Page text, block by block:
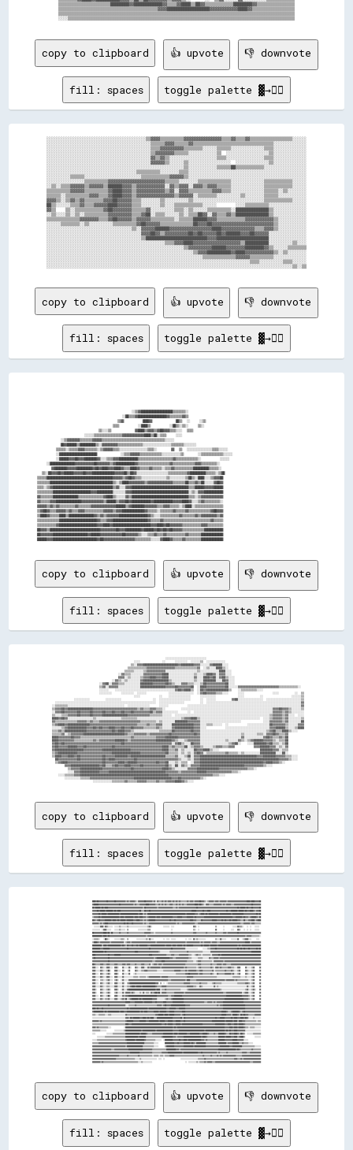
▒▒▒▒▒▒▒▒▒▒▒▒▒▒▒▒▒▒▒▒▒▒████████▓▓████████████▓▓▒▒▒▒▓▓████▒▒██▓▓▒▒▒▒▒▒▒▒▒▒▒▒████████▓▓▒▒▒▒▒▒▒▒▒▒▒▒▒▒▒▒
▒▒▒▒▒▒▒▒▒▒▒▒▒▒▒▒▒▒▒▒▒▒▒▒▒▒▒▒▒▒▒▒▒▒▒▒▒▒▒▒▒▒▓▓▓▓██████████████████▓▓▓▓▓▓▓▓▓▓▓▓████▓▓▒▒▒▒▒▒▒▒▒▒▒▒▒▒▒▒▒▒
copy to clipboard 👍 upvote 👎 downvote
fill: spaces toggle palette ▓→✊🏽
░░░░░░░░░░░░░░░░░░░░░░░░░░░░░░░░░░░░░░░░░░▒▒▓▓▓▓▒▒▒▒▒▒▒▒▒▒▓▓▓▓▓▓▓▓▓▓▓▓▓▓▓▓▒▒▒▒▓▓▒▒▒▒▓▓▒▒▒▒▒▒▒▒▒▒▒▒▒▒▒▒▒▒░░░░░░
░░░░░░░░░░░░░░░░░░░░░░░░░░░░░░░░░░░░░░░░░░░░▒▒▒▒▒▒▓▓▓▓▒▒▒▒▒▒▓▓▒▒▒▒▒▒▒▒▒▒▒▒▒▒▒▒▒▒▒▒▒▒▒▒▒▒▒▒▒▒▒▒▒▒░░░░░░░░░░░░░░
░░░░░░░░░░░░░░░░░░░░░░░░░░░░░░░░░░░░░░░░░░░░▒▒▒▒▓▓▓▓▓▓▓▓▓▓▒▒▒▒▒▒▒▒░░░░░░▒▒▒▒▒▒░░░░░░░░░░░░░░▒▒▒▒░░░░░░░░░░░░░░
░░░░░░░░░░░░░░░░░░░░░░░░░░░░░░░░░░░░░░░░░░░░▒▒▓▓▓▓▓▓▓▓▒▒▒▒▒▒░░░░░░░░░░░░▒▒  ░░░░░░░░░░░░░░░░░░▒▒░░░░░░░░░░░░░░
░░░░░░░░░░░░░░░░░░░░░░░░░░░░░░░░░░░░░░░░░░░░▓▓▒▒▓▓▒▒░░░░░░░░░░░░░░░░░░░░▒▒▒▒░░░░░░░░░░░░░░░░▒▒▒▒░░░░░░░░░░░░░░
░░░░░░░░░░░░░░░░░░░░░░░░░░░░░░░░░░░░░░░░░░░░▓▓▓▓▓▓▒▒░░░░░░▒▒░░░░░░░░░░░░░░░░░░  ░░░░░░░░░░░░░░▒▒░░░░░░░░░░░░░░
░░░░░░░░░░░░░░░░░░░░░░░░░░░░░░░░░░░░░░░░░░░░░░░░░░░░░░░░░░▒▒░░░░░░░░░░░░▒▒▒▒▒▒██▒▒▒▒▒▒▒▒▒▒▒▒░░░░░░░░░░░░░░░░░░
░░░░░░░░░░░░░░░░░░░░░░░░░░░░░░░░░░░░░░▒▒▒▒▒▒▒▒▒▒░░░░░░░░▒▒▒▒░░░░░░░░░░░░░░░░░░░░░░░░░░░░░░░░░░░░░░░░░░░░░░░░░░
░░░░░░░░░░▒▒▒▒▒▒░░░░░░░░░░░░░░░░░░░░░░░░▒▒▒▒▒▒▒▒▒▒▒▒▓▓▓▓▓▓▒▒░░░░░░░░░░░░░░░░░░░░░░░░░░░░░░░░░░░░░░░░░░░░░░░░░░
░░░░░░░░░░░░░░░░▒▒▒▒▒▒▒▒▒▒▓▓▓▓▓▓▓▓▓▓▓▓▓▓▓▓▓▓▓▓▓▓▓▓▒▒▒▒▒▒░░░░░░░░▒▒▒▒▒▒▒▒▒▒▒▒▒▒░░░░░░░░░░░░░░▒▒▒▒▒▒▒▒▒▒▒▒░░░░░░
░░▒▒░░▒▒▒▒▓▓▓▓▓▓▒▒▓▓▓▓▓▓▒▒██████▓▓▓▓▒▒▓▓▓▓▓▓▓▓▓▓▓▓░░▓▓▒▒▓▓▓▓░░▓▓▓▓▒▒▓▓▓▓▒▒▒▒▒▒░░░░░░░░░░░░░░▒▒▒▒▒▒▒▒▒▒▒▒░░░░░░
▒▒▒▒▒▒▒▒▒▒▓▓▓▓▓▓▒▒▒▒▒▒▒▒▒▒▓▓████▓▓▓▓▒▒▓▓▓▓▓▓▓▓▓▓▓▓▒▒▓▓░░▓▓▓▓▒▒▒▒▒▒▒▒▒▒▓▓▓▓▒▒▒▒░░░░░░░░░░░░░░▒▒▒▒▒▒░░▒▒░░░░░░░░
▒▒▒▒▒▒░░▒▒▒▒▒▒▒▒▒▒▓▓▓▓▒▒▒▒▓▓████▓▓▓▓▒▒▓▓▓▓▓▓▓▓▓▓▓▓▓▓▓▓▒▒▓▓▓▓▓▓░░▒▒▒▒▒▒▒▒░░░░░░░░░░▒▒░░░░░░░░▒▒▒▒▒▒░░░░░░░░░░░░
▓▓▓▓▒▒░░▒▒▓▓▒▒▓▓▒▒▒▒▒▒▒▒▓▓▓▓██▓▓▓▓▓▓▒▒▒▒░░░░░░░░▒▒░░░░░░░░░░▒▒░░░░░░░░░░░░░░░░░░░░░░░░░░░░░░▒▒▒▒▒▒▒▒▒▒▒▒░░░░░░
██▒▒░░░░░░▒▒▒▒▓▓▒▒▒▒▓▓▓▓▓▓████▓▓▓▓▓▓▒▒▒▒░░░░░░░░▒▒░░░░▒▒▒▒▒▒▒▒▒▒▒▒░░░░░░        ░░░░▒▒▒▒▒▒▒▒▒▒░░░░░░░░░░░░░░░░
▓▓▒▒    ▒▒░░▒▒▒▒▒▒▒▒▒▒▒▒▓▓██▓▓▓▓▓▓▓▓▒▒▒▒▒▒▓▓░░░░░░░░░░▒▒▒▒░░▒▒░░░░░░▒▒▒▒▒▒▒▒▒▒░░██████████████▒▒░░░░░░░░░░░░░░
░░▒▒░░░░▒▒░░▒▒░░▒▒▒▒▒▒▒▒▒▒▓▓▓▓▓▓▓▓▓▓▒▒▒▒▓▓██░░▒▒▒▒░░░░░░▒▒░░▒▒▒▒██▓▓░░▓▓▒▒▒▒▓▓▒▒██████████████▒▒░░░░░░░░░░░░░░
▒▒▒▒▒▒▒▒▒▒▒▒▒▒▓▓▓▓▓▓▓▓▒▒▒▒▓▓██▓▓▓▓▓▓▒▒▓▓▓▓▓▓▒▒▒▒▒▒▒▒▒▒░░▒▒▒▒▒▒██████▓▓▓▓▒▒▒▒▒▒▒▒▒▒▒▒▓▓▓▓▓▓▓▓▓▓▓▓▒▒░░░░░░░░░░░░
░░░░░░▒▒▒▒▒▒▒▒░░▒▒░░░░░░░░░░▒▒▒▒▒▒▒▒▒▒▓▓██▓▓▓▓▓▓▒▒▒▒▒▒▒▒▒▒▒▒▒▒██▓▓▓▓██▓▓▓▓▓▓▓▓▓▓▓▓▓▓▓▓▓▓▓▓▓▓▓▓▓▓▒▒░░░░░░░░░░░░
░░░░░░░░░░░░░░░░░░░░░░░░░░░░░░░░░░░░▒▒░░▓▓▓▓▓▓██████▓▓▓▓▓▓▓▓▓▓▓▓▓▓▓▓▓▓████▓▓▓▓▓▓▓▓▓▓▓▓▓▓▒▒▒▒▓▓▓▓▒▒░░░░░░░░░░░░
░░░░░░░░░░░░░░░░░░░░░░░░░░░░░░░░░░░░░░░░▓▓▓▓██▓▓▒▒▓▓▓▓▓▓▓▓▓▓██▓▓██▓▓▓▓▓▓██▓▓██████▓▓▓▓██▓▓▓▓▓▓░░░░░░░░░░░░░░░░
░░░░░░░░░░░░░░░░░░░░░░░░░░░░░░░░░░░░░░░░▒▒██████████████████████████▓▓▓▓██████████████████████░░░░░░░░░░░░░░░░
░░░░░░░░░░░░░░░░░░░░░░░░░░░░░░░░░░░░░░░░░░░░░░░░░░▒▒▒▒▓▓▓▓████▓▓▓▓▓▓▓▓▓▓▓▓▓▓▓▓▓▓▓▓▒▒██████████░░░░░░░░░░▒▒░░░░
░░░░░░░░░░░░░░░░░░░░░░░░░░░░░░░░░░░░░░░░░░░░░░░░░░░░░░░░░░▒▒▓▓▓▓▓▓▓▓▓▓██████▓▓▓▓▓▓▓▓████████▓▓▒▒░░░░░░▒▒▒▒▒▒▒▒
░░░░░░░░░░░░░░░░░░░░░░░░░░░░░░░░░░░░░░░░░░░░░░░░░░░░░░░░░░░░░░▒▒▓▓▓▓██████████▓▓████▓▓▓▓▓▓▓▓▓▓▓▓▒▒░░▒▒░░░░░░░░
░░░░░░░░░░░░░░░░░░░░░░░░░░░░░░░░░░░░░░░░░░░░░░░░░░░░░░░░░░░░░░░░░░▒▒▒▒▒▒▒▒▒▒▒▒▒▒▓▓▓▓▓▓▒▒▒▒▒▒▒▒▒▒░░░░░░░░░░░░░░
░░░░░░░░░░░░░░░░░░░░░░░░░░░░░░░░░░░░░░░░░░░░░░░░░░░░░░░░░░░░░░░░░░░░░░░░░░░░░░░░░░░░░░▒▒▒▒░░░░░░░░░░▒▒▒▒░░░░░░
copy to clipboard 👍 upvote 👎 downvote
fill: spaces toggle palette ▓→✊🏽
                                        ░░▒▒▓▓████████████████████▒▒▒▒▒▒▒▒░░
                                    ░░██▒▒▒▒▓▓██████████████████▓▓▒▒▒▒▒▒▒▒▓▓▒▒
                                  ▒▒▓▓        ████▓▓          ██▒▒  ░░    ░░▒▒
                                ▒▒▒▒        ░░████▒▒        ░░██▒▒░░▒▒░░    ▒▒░░
                          ▒▒░░░░▒▒          ▓▓████▒▒▓▓▓▓▒▒▓▓██▓▓▓▓▒▒▒▒░░░░  ▒▒▒▒
                    ░░░░░░▒▒▒▒▒▒▒▒▒▒▒▒▒▒▒▒▒▒▓▓▓▓▓▓▓▓▓▓▓▓▓▓████▒▒██░░▒▒▒▒    ░░░░
          ░░▒▒▓▓▓▓▓▓▓▓▒▒▒▒▒▒▒▒▓▓▓▓▓▓▒▒▒▒▒▒▒▒▒▒▒▒▒▒▒▒▒▒▒▒▒▒▒▒▒▒▒▒▒▒▒▒▒▒▒▒▒▒▒▒░░░░░░
          ██▓▓██████▒▒██████████▒▒░░▓▓▓▓▓▓▓▓▓▓▒▒▒▒▒▒▒▒▒▒▒▒▒▒▒▒░░░░░░░░░░░░░░░░░░▒▒▒▒▒▒▒▒░░░░░░░░
        ▒▒▒▒▒▒░░▒▒▒▒▒▒▓▓▓▓▒▒▒▒▒▒▒▒░░▒▒▓▓▓▓▓▓▒▒▒▒░░░░░░░░░░░░░░░░░░▒▒▒▒░░      ▓▓  ▒▒  ░░░░░░░░░░░░░░░░▒▒▒▒░░░░░░
        ░░████████████████████████          ░░▒▒▒▒▓▓▓▓▓▓▒▒▒▒▒▒▒▒▒▒▒▒▒▒░░░░░░░░░░░░▒▒      ░░▒▒▒▒▒▒▒▒▒▒▒▒▒▒░░░░░░
        ░░██████▓▓▓▓██▓▓▓▓████████▓▓░░░░▒▒▒▒▓▓▓▓████████████▒▒▒▒▒▒▒▒▒▒▒▒▒▒▒▒▒▒▒▒▒▒▓▓▒▒▒▒▒▒▒▒▒▒▒▒▒▒░░        ░░░░░░
    ░░████████████████▓▓▓▓▓▓▓▓▓▓▓▓██▓▓▓▓▓▓▓▓▒▒▓▓████████████▓▓▒▒▒▒▒▒▒▒▒▒▒▒▒▒▒▒▒▒▒▒▓▓▒▒▒▒▒▒▒▒▒▒▒▒▒▒▓▓▓▓▒▒▒▒▒▒▒▒▒▒░░
      ▓▓████████▓▓▓▓▓▓██████████▓▓██▓▓████▓▓▓▓████▓▓▒▒▒▒████▓▓▒▒▒▒▒▒▓▓▒▒▒▒▒▒░░▒▒▒▒▓▓▒▒▒▒▒▒▒▒▒▒▒▒██████████▒▒▒▒▒▒░░
  ▒▒░░██▓▓▓▓██▓▓██████▓▓▓▓▓▓██▓▓▓▓██████████████▓▓▓▓▓▓██▒▒██▓▓░░░░░░░░░░░░░░░░░░░░▒▒▒▒▒▒▒▒▒▒▒▒▓▓██████████▒▒▒▒▒▒░░▒▒██
▒▒▒▒▒▒██████████████████████████████████████████▓▓▓▓▓▓▒▒▓▓██▓▓▒▒▒▒░░░░░░░░░░░░░░░░▒▒░░░░░░░░░░▒▒██▒▒░░████░░░░▒▒▓▓▓▓██
▒▒▒▒▒▒▒▒████████████████████████████████████████▒▒░░▒▒████▓▓▓▓▓▓▓▓▓▓▒▒▓▓▓▓▓▓▓▓▓▓▓▓▓▓▓▓▒▒▒▒▒▒▒▒██▒▒▒▒▓▓▒▒██░░░░░░▓▓██▓▓
▒▒▒▒░░▒▒▓▓██████████████████████████████████████▒▒▓▓░░░░▓▓▓▓████████████████████████████████████▒▒▒▒██████▓▓▓▓▓▓██████
▒▒▒▒▒▒▒▒▒▒████████████████████████▓▓▓▓██████████░░░░░░░░▓▓▓▓████████████████████████████████████░░▒▒░░▓▓▓▓████████████
▓▓▒▒▒▒▒▒▒▒████████████████▒▒▒▒▒▒▒▒▒▒▒▒▒▒▒▒▓▓████▒▒░░░░░░▓▓▒▒████████████████████████████████████▒▒▒▒░░▒▒▓▓▓▓▓▓▓▓▓▓▓▓▓▓
▓▓▒▒▒▒▒▒▓▓▓▓████████████████▓▓▓▓▓▓▓▓▓▓▓▓▓▓▒▒██████▒▒▓▓▓▓██▓▓████████████▓▓████████████▓▓▓▓▓▓████▓▓░░░░▒▒▓▓▒▒▒▒▒▒▒▒▒▒░░
▓▓▓▓▓▓▒▒▓▓▒▒▓▓▒▒▒▒▒▒▒▒▒▒▓▓▒▒▒▒▒▒▒▒▓▓▓▓▓▓▓▓▓▓▓▓▓▓▓▓██████▒▒▓▓████████▓▓▓▓▓▓▓▓▒▒▒▒▓▓▓▓▒▒▒▒▒▒░░▒▒████░░▒▒▒▒▒▒▒▒▒▒▒▒▒▒▒▒▒▒
▒▒▓▓██▓▓▒▒▒▒▓▓▓▓▓▓▒▒▓▓▒▒▒▒▓▓▓▓▒▒▒▒▒▒▒▒▒▒▒▒▓▓▓▓▓▓▒▒▓▓▓▓██████████████▓▓▒▒▒▒▒▒░░▒▒▒▒▒▒▒▒▓▓▒▒▒▒▒▒▓▓▒▒▒▒▒▒▒▒▒▒▒▒▒▒▓▓██▓▓▓▓
▒▒████▓▓▒▒▒▒▒▒████▒▒████████████████▓▓▒▒▓▓▒▒▓▓▓▓▓▓▓▓██████████████████▓▓▒▒░░░░▒▒▒▒▒▒▒▒▒▒▒▒▓▓▒▒▒▒▒▒▒▒▓▓▒▒▓▓▓▓▓▓▓▓▓▓▒▒▓▓
▒▒▒▒▒▒▒▒▒▒▒▒▒▒████████████████████████▓▓▒▒▒▒▓▓▓▓██████████████████████▓▓▒▒▒▒▒▒▓▓▒▒▒▒▒▒▒▒▒▒▒▒▒▒▒▒▒▒▒▒▒▒▒▒▒▒▒▒▒▒▓▓▒▒▒▒▒▒
▒▒▒▒▒▒▒▒▒▒▒▒▓▓████████████████████████▓▓▓▓████▓▓████████████████████████▓▓▓▓████▓▓██▓▓▓▓▓▓▓▓▒▒▒▒▒▒▒▒▒▒▒▒▓▓▓▓▒▒▒▒▒▒▒▒▒▒
██▓▓▓▓▒▒████████████████████████████████▓▓▓▓▓▓▓▓▓▓██▓▓▓▓██████████▓▓██████▓▓██▓▓██▓▓██▓▓▓▓▓▓▒▒▒▒▒▒▒▒▒▒▒▒▒▒████████████
██▓▓▓▓▓▓▓▓██████████████████████▓▓██████▓▓▓▓▓▓▓▓▓▓▓▓▓▓██▓▓▓▓▓▓▓▓▒▒░░░░▒▒▒▒▓▓▒▒▒▒▓▓▒▒▒▒▒▒▒▒▒▒▒▒▓▓▒▒▒▒▒▒▒▒██████████████
copy to clipboard 👍 upvote 👎 downvote
fill: spaces toggle palette ▓→✊🏽
copy to clipboard 👍 upvote 👎 downvote
fill: spaces toggle palette ▓→✊🏽
████▓▓██▓▓▓▓▓▓▓▓▓▓██▓▓▓▓▓▓▓▓██▓▓▓▓▓▓▓▓▓▓▓▓▒▒▓▓▒▒▓▓▓▓▓▓▒▒░░▓▓▓▓▓▓▓▓██▓▓▓▓▓▓▓▓▒▒▓▓░░▓▓▒▒▒▒▓▓▒▒▓▓▒▒▓▓▓▓▒▒▓▓▒▒▓▓▒▒▓▓▒▒▒▒▒▒▒▒▓▓▒▒▓▓▓▓▒▒▓▓▓▓▓▓██▓▓▓▓▒▒░░▒▒▓▓▓▓▓▓▒▒▓▓▓▓▒▒▓▓▓▓▓▓▓▓▒▒▓▓▓▓▓▓▓▓▓▓▓▓▓▓▓▓▓▓▓▓▓▓▓▓████▓▓████▓▓▓▓▓▓██
▓▓██████▓▓▓▓▓▓▓▓▓▓▓▓▓▓▓▓▓▓▓▓▓▓▓▓▓▓██▓▓▓▓▓▓▓▓▓▓▓▓▓▓▓▓▒▒▓▓▒▒▒▒▓▓▓▓▓▓▓▓████▓▓▓▓▓▓▓▓▒▒▒▒▓▓▒▒▓▓▒▒▓▓▒▒▒▒▓▓▓▓▒▒▒▒▓▓▒▒▓▓▒▒▓▓▒▒▒▒▓▓▓▓▓▓▓▓▓▓████▓▓██▓▓▒▒░░▓▓▓▓▒▒▒▒▒▒▓▓▓▓▓▓▓▓▓▓▒▒▓▓▒▒▓▓▓▓▓▓▒▒▒▒▓▓▓▓▓▓▓▓▓▓▓▓▓▓▓▓▓▓▓▓▓▓██▓▓▓▓▓▓▓▓▓▓
██▓▓██████▓▓██▓▓████▓▓▓▓▓▓▓▓▓▓▓▓▓▓▓▓▓▓▓▓▓▓▓▓▓▓▓▓▓▓▓▓▓▓▓▓▓▓▓▓▓▓▓▓▒▒██▓▓▓▓▓▓▓▓▓▓▓▓▓▓▒▒▓▓▓▓▓▓▓▓▓▓▓▓▓▓▓▓▓▓▒▒▒▒▓▓▒▒▓▓▓▓▓▓▓▓▓▓▓▓▓▓▓▓▓▓▓▓▓▓██▓▓▓▓▓▓▓▓▓▓▓▓▓▓▓▓▓▓▓▓▓▓▓▓▓▓▓▓▓▓▓▓▓▓▓▓▓▓▓▓▓▓▓▓▓▓▓▓▓▓██▓▓██████▓▓██▓▓▓▓██▓▓▓▓▓▓▓▓██
▓▓▓▓▓▓██▓▓██████▓▓████████▓▓██▓▓████▓▓▓▓▓▓▓▓▓▓▓▓▓▓▓▓▓▓▓▓▓▓▓▓██▒▒▒▒██▓▓▓▓██▓▓▓▓▓▓▓▓▓▓▓▓▓▓▓▓▓▓▓▓▓▓▓▓▓▓▓▓▓▓▓▓▓▓▓▓▓▓▓▓▓▓▓▓▓▓▓▓▓▓▓▓██████▓▓▓▓▓▓▓▓██▓▓▓▓████▓▓▓▓▓▓▓▓▓▓▓▓▓▓▓▓▓▓▓▓██▓▓▓▓████████▓▓██████▓▓██▓▓▓▓████▓▓▒▒▓▓▓▓██
▓▓▓▓▓▓▓▓██▓▓██████▓▓██████████████▓▓██████████████████████▓▓████▒▒▓▓▒▒████████████████████████████████████████████████▓▓██████████▓▓▓▓▒▒▓▓████▓▓██▓▓████████████▓▓██████████████▓▓██████████████▓▓▓▓▓▓▓▓▓▓▓▓▓▓▓▓██▓▓██
▒▒▓▓▓▓▓▓██▓▓██████████████████████▓▓████▓▓██████████▓▓████▓▓████▓▓▓▓▒▒▓▓████████▓▓████▓▓██████████████▓▓▓▓▓▓██████▓▓▓▓▓▓████████▓▓██▓▓▓▓▓▓▓▓▓▓████████████████████████████████████▓▓▓▓████████▓▓██▓▓▓▓▒▒▓▓██████▓▓▒▒██
██▓▓▒▒▓▓██▓▓▓▓▓▓████████▓▓████▓▓██▓▓██████▓▓████████▓▓▓▓████▓▓▓▓▒▒▓▓▒▒▓▓████████▓▓▓▓▓▓▓▓▓▓▓▓▓▓▓▓▓▓██▓▓▓▓██▓▓▓▓▓▓▓▓▓▓▓▓▓▓▓▓▓▓████▓▓▓▓▒▒▒▒▒▒██▓▓▓▓▓▓▓▓▓▓▓▓██████▓▓▓▓▓▓██▓▓██▓▓▓▓██▓▓██████▓▓▓▓▒▒▒▒██▒▒▒▒▓▓▓▓████▒▒▓▓████
▓▓▓▓▓▓▓▓▒▒▓▓▒▒▓▓████▓▓▓▓▓▓▓▓▓▓▓▓▓▓▓▓▓▓▓▓██▓▓██▓▓▓▓██▓▓▓▓▓▓▓▓▓▓▓▓▒▒▓▓▒▒▒▒▓▓▓▓▓▓▓▓▓▓▓▓▓▓▓▓▓▓▓▓▓▓▓▓▓▓▓▓▓▓▓▓▓▓▒▒▓▓▒▒▒▒▓▓▓▓▓▓▓▓▓▓▓▓▓▓▓▓▒▒▒▒▓▓▓▓▓▓▓▓▓▓▓▓▓▓▓▓▓▓▓▓▓▓▓▓▓▓▓▓▓▓▓▓▓▓▓▓▓▓▓▓▓▓▓▓▓▓▓▓▓▓▓▓▓▓▒▒▒▒▓▓▓▓▓▓▓▓▒▒▓▓▓▓▒▒▒▒▒▒▒▒
  ░░░░░░░░▓▓▓▓░░▓▓▒▒░░░░░░  ░░░░░░▒▒░░░░░░░░▒▒░░░░░░░░░░░░░░░░░░░░░░░░▒▒▓▓░░              ░░░░░░░░  ░░░░                        ▓▓▒▒  ░░                    ▒▒        ░░          ░░░░░░▓▓▒▒▒▒░░    ░░  ░░    ░░░░░░  
░░░░░░░░░░  ░░▓▓▓▓░░░░░░    ░░░░░░▒▒░░░░░░  ▒▒            ░░░░░░░░░░░░▒▒▒▒                          ░░                          ▒▒░░  ░░                    ▓▓        ░░        ░░░░    ▓▓▒▒    ░░  ░░  ░░    ░░░░░░  
██▓▓▓▓▓▓▓▓▓▓▓▓████▓▓██▒▒██▒▒▒▒▒▒▒▒▓▓▒▒▒▒▒▒▒▒▓▓▒▒▒▒▒▒▒▒▒▒▒▒▒▒▒▒▒▒▒▒▓▓▓▓▓▓▓▓▒▒▒▒░░▒▒▒▒▒▒▒▒▒▒▒▒▒▒▒▒▒▒▒▒▓▓▒▒▒▒▒▒▒▒▒▒▒▒▒▒▒▒▒▒▒▒▒▒▒▒▒▒▓▓▓▓▒▒▒▒▒▒▒▒▒▒▒▒▓▓▒▒▒▒▒▒▒▒▒▒▓▓▒▒▒▒▒▒▒▒▓▓▓▓▒▒▓▓▓▓▓▓▓▓▓▓▓▓██▓▓▓▓▓▓▓▓▓▓▓▓▓▓▓▓▓▓▓▓▓▓▓▓▓▓▓▓
████████████▓▓████▓▓██▓▓▓▓▓▓▓▓▓▓▓▓▓▓▓▓▓▓▓▓▓▓▓▓▓▓▓▓▓▓▓▓▓▓▓▓▓▓▓▓▓▓▓▓▓▓▒▒▓▓▓▓▓▓▓▓▓▓▓▓▓▓▓▓▓▓▓▓▓▓▓▓▓▓▓▓▓▓▓▓▓▓▓▓▓▓▓▓▓▓▓▓▓▓▓▓▓▓▓▓▓▓▓▓▓▓▓▓▓▓▓▓▓▓▓▓▓▓▓▓▓▓▓▓▓▓▓▓▓▓▓▓▓▓▓▓▓▓▓▓▓▓▓▓▓▓▓▓▓▓▓▓▓▓▓▓▓▓▓▓▓▓▓▓▓▓▓▓▓▓▓▓▒▒▓▓▓▓▓▓▒▒▒▒▒▒▒▒▒▒░░
░░▒▒▒▒▒▒░░    ░░██▒▒░░      ░░░░░░░░▒▒▒▒░░  ▒▒          ░░░░░░░░░░░░▒▒░░▓▓░░░░            ░░  ░░░░  ░░░░░░            ░░  ░░░░  ▓▓░░▒▒░░░░░░░░░░            ▒▒░░░░▓▓░░░░░░      ░░░░░░░░▓▓    ░░▒▒▓▓▓▓░░░░      ░░░░  
▒▒████▓▓▒▒▓▓▓▓▓▓▓▓▓▓▓▓▒▒▓▓▓▓▓▓▓▓▓▓▓▓▓▓▓▓░░▒▒▓▓▓▓▒▒▓▓▓▓▓▓▓▓▓▓▓▓▓▓▓▓▓▓▓▓▓▓▓▓▓▓▓▓▓▓▒▒▓▓▓▓▓▓▓▓▓▓▓▓▓▓▓▓▓▓▓▓▓▓▓▓▓▓▓▓▓▓▓▓▓▓▓▓▒▒▓▓▓▓▓▓▓▓▓▓▓▓▓▓▓▓▒▒▓▓▒▒▓▓▓▓▓▓▓▓▒▒▓▓▓▓▓▓▒▒▒▒▓▓▓▓▓▓▓▓▓▓▓▓▓▓▓▓▓▓▓▓▓▓▓▓▓▓▓▓▓▓▓▓██████▒▒▓▓▓▓▓▓▓▓▓▓▓▓
████████████▒▒████▓▓████████████████▓▓██▓▓▒▒██▓▓▓▓██▓▓▓▓██▓▓██████████▓▓▓▓██████████████████▓▓██████▓▓████▓▓██████▓▓██▓▓████████▓▓▓▓▓▓▓▓▓▓██▓▓██████▓▓████████▓▓████████████████████████▓▓██▓▓████████████████████████
██████████▓▓▓▓████████▓▓▓▓▓▓▓▓▓▓▓▓▓▓▓▓▓▓▓▓▓▓██▓▓▓▓▓▓▓▓▓▓▓▓▓▓▓▓▓▓▓▓▓▓▓▓▓▓██▓▓▓▓▓▓▓▓▓▓▓▓▓▓▓▓▓▓▓▓▓▓▓▓▓▓██▓▓▓▓▓▓▓▓▓▓▓▓▓▓▓▓░░░░░░░░░░░░░░░░      ░░░░░░▒▒▒▒▓▓▓▓▓▓██▓▓▓▓▓▓▓▓▓▓▓▓▓▓▓▓▓▓▓▓▓▓▓▓▓▓██▓▓██▓▓██▓▓▓▓██▓▓▓▓▓▓▓▓██▓▓██
██████████████▓▓██▓▓▓▓▓▓▓▓▓▓▓▓▓▓▓▓▓▓▓▓▓▓▓▓▓▓▓▓▓▓▓▓▓▓▓▓████▓▓▓▓▓▓▓▓▓▓▓▓▓▓▓▓▓▓▓▓▓▓▓▓▓▓▒▒░░░░░░░░░░░░▒▒▒▒▒▒▒▒▒▒▒▒▒▒▒▒▒▒▒▒▒▒▓▓▒▒▒▒▒▒▒▒▒▒▒▒▒▒▒▒▒▒░░░░░░░░░░▓▓▓▓▓▓▓▓▓▓▓▓▓▓▓▓▓▓▓▓▓▓▓▓▓▓▓▓▓▓▓▓▓▓▓▓▓▓▓▓▓▓▓▓▓▓▓▓▓▓▓▓████████████
████▓▓▓▓▓▓▓▓▓▓▓▓▓▓▓▓██▓▓▓▓▓▓████████▓▓▓▓▓▓▓▓▓▓▓▓▓▓▓▓▓▓▓▓▓▓▓▓▓▓▓▓▓▓▓▓▓▓▓▓████▓▓▓▓▓▓▓▓▓▓▓▓▓▓▓▓▓▓▒▒▒▒▒▒▓▓▓▓▒▒▒▒▒▒▓▓▓▓▓▓▓▓▓▓▓▓▒▒▒▒░░░░▒▒▓▓▒▒▒▒░░▒▒▒▒▒▒▒▒▒▒░░▓▓▓▓▓▓▓▓██▓▓██████████████████████████████████████████████████
▓▓██▓▓▓▓▓▓▓▓▓▓▓▓▓▓▓▓██▓▓▓▓▓▓▓▓▓▓▓▓▓▓▓▓▓▓▓▓▓▓▓▓▓▓▓▓▓▓▓▓▓▓▓▓▓▓▓▓▓▓▓▓▓▓▓▓▓▓▓▓▓▓▓▓▒▒▓▓████████████████▓▓▓▓▒▒▒▒▓▓▓▓▓▓▓▓▓▓▓▓▓▓▓▓▒▒▒▒░░░░░░░░▒▒▒▒▒▒░░░░░░░░▓▓▒▒▒▒▓▓▓▓▓▓▒▒▓▓▓▓▓▓▓▓▓▓▓▓▓▓▓▓▓▓▓▓▓▓▓▓▓▓▓▓▓▓▓▓▓▓▓▓▓▓▓▓▓▓▓▓▓▓▓▓▓▓▓▓
▓▓▓▓▓▓▓▓▓▓▓▓▓▓▓▓▓▓▓▓██▓▓▓▓▓▓▓▓▓▓▓▓▓▓▓▓▓▓▓▓▓▓▓▓▓▓▓▓▓▓▓▓▓▓▓▓▓▓▓▓▓▓▓▓▓▓▓▓▓▓▓▓▓▓▒▒▒▒▓▓▓▓▓▓▓▓████▓▓▓▓▓▓▓▓▓▓▓▓▓▓▓▓▓▓▓▓▓▓▓▓▓▓▓▓▒▒▒▒▒▒▒▒░░░░▒▒▓▓▓▓▒▒▒▒▒▒▒▒▒▒▒▒▒▒░░▓▓▓▓▓▓▓▓▓▓▓▓▒▒▓▓▓▓▓▓▓▓▓▓▓▓▓▓▓▓▓▓▓▓▓▓▓▓▓▓▓▓▓▓▓▓▓▓▓▓▓▓▓▓▓▓▓▓▓▓
██▓▓▒▒▒▒▒▒▓▓▓▓▒▒▒▒▓▓▓▓▒▒▒▒▒▒▓▓▓▓▒▒▒▒▒▒▓▓▓▓▒▒▓▓▓▓▒▒▒▒▒▒▓▓▒▒▒▒▒▒▓▓▓▓▒▒▒▒▒▒▓▓░░▒▒▓▓▓▓▒▒▓▓▓▓▒▒▓▓▓▓▓▓▓▓▓▓▓▓▓▓▓▓▓▓▓▓▓▓▓▓▓▓▓▓▒▒▒▒▒▒▒▒▒▒▒▒▒▒▒▒▓▓▓▓▒▒▒▒▒▒▒▒▒▒▒▒▓▓▒▒▒▒▒▒▓▓▓▓▓▓▒▒▓▓▓▓▒▒▒▒▒▒▓▓▓▓▓▓▓▓▓▓▓▓▓▓▓▓▓▓▓▓▓▓▓▓▓▓▓▓▓▓▓▓▓▓▓▓▓▓
▓▓▓▓░░░░  ▓▓▒▒░░░░▓▓▓▓░░░░  ▓▓▓▓░░    ▓▓░░░░░░▓▓░░    ▓▓▒▒░░░░▓▓▓▓░░░░▓▓▒▒▓▓▓▓▓▓▓▓▓▓▓▓▒▒▓▓▓▓▓▓▓▓▓▓▓▓▓▓▓▓▓▓▓▓▓▓▓▓▓▓▓▓▒▒▓▓▒▒▒▒▒▒▒▒▒▒▒▒░░▒▒▓▓▒▒▒▒▒▒▒▒▒▒▒▒▓▓▒▒░░▓▓▓▓▒▒▓▓▒▒▒▒▒▒▒▒▓▓▓▓▒▒▒▒░░░░▓▓▓▓      ▓▓░░░░░░▒▒▓▓      ▓▓
▓▓▓▓░░░░░░▓▓▒▒░░░░▒▒██░░    ▓▓▓▓░░░░  ▓▓░░  ░░▓▓      ▓▓▒▒░░░░▒▒▒▒▓▓▓▓▒▒▒▒▒▒▒▒▒▒▒▒░░░░░░░░▒▒▒▒▒▒▒▒▒▒▒▒▒▒▓▓▓▓▓▓▓▓▒▒▒▒▒▒▓▓▒▒▓▓▓▓▓▓▓▓▓▓▒▒▒▒▓▓▓▓▒▒▒▒▒▒▒▒▒▒▒▒▓▓░░▒▒▒▒▒▒▒▒▒▒▒▒▓▓▒▒▒▒▒▒▓▓▒▒░░░░▒▒▓▓      ▓▓▒▒░░░░▒▒▓▓      ▓▓
▓▓▓▓░░░░  ▓▓▒▒░░░░▒▒▓▓░░    ▓▓▓▓░░    ▓▓░░░░░░▓▓    ░░▒▒░░░░░░░░░░░░░░░░░░░░░░░░░░░░░░░░░░░░░░░░░░░░░░░░░░▒▒▒▒▒▒▒▒▒▒▒▒▓▓▓▓██▓▓▓▓▓▓▓▓▓▓▒▒▓▓▓▓▒▒▒▒▒▒▒▒▒▒▓▓▒▒░░░░▓▓▒▒▒▒▒▒▒▒▓▓▓▓▓▓▓▓▒▒▓▓░░░░▒▒▓▓      ▓▓▒▒░░░░▒▒▓▓      ▓▓
▓▓▓▓░░░░░░▓▓▒▒░░░░▓▓▓▓░░░░  ▓▓▓▓░░░░░░▓▓░░░░░░░░░░░░▒▒▒▒▒▒░░▒▒▒▒▒▒▒▒░░▒▒▓▓▓▓▓▓▓▓▓▓▓▓▓▓▒▒▓▓▓▓▓▓▓▓▒▒▒▒▒▒▒▒▒▒▒▒▒▒▒▒▒▒▒▒▒▒▒▒▓▓▓▓▓▓▓▓▒▒▒▒▒▒▒▒▒▒▒▒▒▒▒▒▒▒▒▒▒▒▒▒▒▒▒▒▒▒░░░░░░░░░░░░░░░░░░░░▒▒▒▒▒▒▒▒▒▒░░░░░░▒▒░░░░░░▒▒▓▓      ▓▓
▓▓▓▓░░░░  ▒▒▒▒░░░░▒▒▓▓░░░░  ▒▒▓▓░░  ░░▓▓░░░░░░▓▓▓▓▓▓▓▓▓▓▓▓▓▓▓▓▓▓▓▓▓▓▓▓▓▓▓▓▓▓▓▓▓▓▓▓▓▓▓▓▓▓▓▓▓▓▓▓▓▓▒▒▒▒▓▓▓▓▓▓▓▓▓▓▓▓▓▓▓▓▓▓▒▒████▒▒▒▒▒▒▒▒▓▓▓▓▓▓▓▓▓▓▓▓▓▓▓▓▓▓▓▓▓▓▓▓▓▓▓▓▓▓▓▓▓▓▓▓▒▒▓▓▓▓▓▓▓▓▓▓▒▒▓▓▒▒▒▒▒▒▒▒▒▒▒▒▒▒░░░░▒▒▓▓      ▓▓
▓▓▓▓░░░░  ▓▓▒▒░░░░▒▒▓▓░░░░  ▓▓▓▓░░░░░░▓▓░░  ▒▒▓▓████████████████████████████████▓▓▓▓  ▒▒  ░░  ░░▒▒▒▒▒▒▒▒▒▒▒▒▒▒▒▒▒▒▒▒▓▓▓▓▓▓▓▓▒▒▒▒▒▒▒▒▒▒▒▒▓▓▒▒▒▒▒▒▒▒░░░░░░▒▒▓▓▒▒▒▒▒▒▒▒░░░░░░░░░░░░░░░░░░░░▒▒▒▒▒▒▒▒▒▒▓▓▓▓▒▒░░▒▒▓▓      ▓▓
▓▓▓▓░░░░░░▓▓▒▒░░░░▒▒▒▒░░░░░░▓▓▓▓░░░░░░▓▓░░░░▒▒▒▒▓▓████▓▓██████▓▓████████████████▓▓▒▒▒▒▒▒▓▓▓▓▓▓▒▒▒▒▒▒▒▒▒▒▒▒▒▒▒▒▒▒▒▒▒▒▒▒▒▒▓▓▓▓▓▓▓▓▒▒▒▒░░░░▓▓▒▒░░░░░░░░░░░░░░▓▓░░▒▒░░░░░░░░░░░░░░░░░░░░░░░░░░░░░░░░░░░░▓▓░░░░▒▒▓▓      ▓▓
▓▓▓▓░░    ▓▓▒▒░░░░▒▒▓▓░░    ▓▓▓▓░░  ░░▓▓░░░░▓▓██████████████████████████████████▓▓████░░▒▒▒▒▓▓▒▒▒▒▒▒▒▒▒▒▒▒▒▒▒▒▒▒░░░░░░░░▒▒▓▓▓▓▓▓▓▓▓▓▓▓▓▓▓▓▓▓▓▓▓▓▓▓▓▓▓▓▓▓▓▓▓▓▓▓▓▓▓▓▒▒░░░░░░░░░░░░░░░░░░░░░░░░░░░░░░▒▒▓▓░░░░▒▒▓▓░░    ▓▓
▓▓▓▓░░    ▓▓▒▒░░░░▒▒▓▓░░    ▒▒▓▓░░░░░░▓▓░░▓▓▓▓▓▓▒▒▓▓▒▒░░░░░░▒▒░░▓▓░░▒▒▒▒░░▓▓▒▒▓▓██▓▓██░░▓▓▓▓▓▓▒▒▒▒▒▒▒▒▒▒▓▓▓▓▓▓▓▓▓▓▓▓▒▒▓▓▓▓▓▓▓▓▓▓▓▓▓▓▓▓▓▓▓▓▓▓▓▓▓▓▓▓▓▓▓▓▓▓▓▓▓▓▓▓▓▓▓▓▓▓▓▓▒▒▒▒▓▓▓▓▓▓▓▓▓▓▓▓▓▓▓▓▓▓▓▓░░▒▒▓▓▓▓░░░░▒▒▓▓      ▓▓
▓▓▓▓░░░░  ▓▓▒▒░░░░▒▒██░░    ▓▓▓▓░░░░░░▓▓▒▒▓▓▓▓████████████████████████████████████▓▓▓▓▓▓▓▓▓▓▓▓▓▓▒▒▒▒▓▓▓▓██████████▓▓▓▓▓▓▓▓▓▓▓▓▓▓▓▓▓▓▓▓▓▓▓▓▓▓▓▓▓▓▓▓▓▓▓▓▓▓▓▓▓▓▓▓▓▓▓▓▓▓▓▓▓▓▓▓████████████████████▓▓▓▓▓▓▓▓▒▒░░▒▒▓▓      ▓▓
▓▓▓▓░░░░░░▓▓▒▒░░▒▒▒▒▓▓░░░░░░▓▓▓▓░░░░▒▒▓▓▒▒██░░▒▒▓▓████████▓▓██▓▓████████████▓▓▓▓▓▓░░░░░░░░░░▒▒▓▓▒▒▒▒▓▓██████████████▓▓▓▓▓▓▓▓▓▓▓▓▓▓▓▓▓▓▓▓▓▓▓▓▓▓▓▓▓▓▓▓▓▓▓▓▓▓▓▓▓▓▓▓▓▓▓▓▓▓▓▓████████████████████████▓▓▓▓▓▓▒▒░░▒▒▓▓      ▓▓
▓▓▓▓▓▓▓▓▓▓▓▓▓▓▓▓▓▓▓▓▓▓▓▓▓▓▓▓▓▓▓▓▓▓▓▓▓▓▓▓▓▓██████▓▓▓▓▓▓██████████▓▓██████████▓▓▓▓██▓▓▓▓▓▓▓▓████▓▓▓▓▓▓▓▓██████████████▓▓▓▓▓▓▓▓▓▓▓▓▓▓▓▓▓▓▓▓▓▓▓▓▓▓▒▒▒▒▓▓▓▓▓▓▒▒▓▓▒▒▓▓▓▓▓▓▓▓██████████████████████████▓▓▓▓▓▓▓▓▓▓▓▓▓▓▓▓▓▓▓▓▓▓
▓▓▓▓▓▓▓▓▓▓▓▓▓▓▓▓▓▓▓▓██▓▓▓▓▓▓▓▓▓▓▓▓▓▓▓▓▓▓▓▓░░░░▒▒▒▒▒▒▒▒▓▓▒▒▒▒▒▒▒▒▒▒▒▒▒▒▒▒▒▒▒▒▒▒▒▒▒▒▓▓▓▓▓▓▒▒▓▓██▓▓▓▓▓▓██████████████████▓▓▓▓▓▓▒▒▒▒▒▒▒▒▒▒▒▒▒▒▒▒▒▒▒▒▒▒▒▒▒▒▒▒▒▒▒▒▒▒▓▓▒▒▓▓▓▓████████████████████████████▓▓▓▓▓▓▓▓▓▓▓▓▓▓▓▓▓▓▓▓
████▓▓██▓▓▓▓██▓▓▓▓▓▓▓▓▓▓▓▓▓▓▓▓▓▓▓▓▓▓▓▓▓▓▓▓▓▓██▓▓██████████████████████▓▓██████████████████████▓▓▓▓████████▓▓▓▓████████▓▓▓▓▓▓▓▓▓▓▓▓▓▓▓▓▓▓▓▓▓▓▓▓▓▓▓▓▓▓▓▓▓▓▓▓▓▓▓▓▓▓▓▓▓▓▓▓████████████████████████████▓▓▓▓▓▓▓▓▓▓▓▓▓▓▓▓▓▓▓▓
▓▓████████████▓▓██▓▓██████████████▓▓████▓▓▓▓████████████████▓▓██▓▓████▓▓▓▓▓▓▓▓██████▓▓████████▓▓▓▓██████▓▓▓▓▓▓▓▓▓▓████▓▓▓▓▓▓▓▓▓▓▓▓▓▓▓▓▓▓▓▓▓▓▓▓▓▓▓▓▓▓▓▓▓▓▓▓▓▓▓▓▓▓▓▓▓▓██████▓▓▒▒▒▒▓▓████████▓▓▒▒▓▓██▓▓▓▓▓▓▓▓▓▓▓▓▓▓▓▓▓▓▓▓
▒▒▒▒░░░░▒▒▒▒▒▒▒▒░░░░▒▒▒▒░░░░░░░░░░░░░░░░░░▓▓▒▒▒▒▒▒▒▒▒▒▒▒▒▒▒▒▒▒▒▒▒▒▒▒▒▒▒▒▒▒▒▒▒▒▒▒▓▓▓▓██████▓▓████▓▓██████▓▓▓▓▓▓▓▓▒▒▓▓██▓▓▓▓▓▓▓▓▓▓▓▓▓▓▓▓▓▓▓▓▓▓▓▓▓▓▓▓▓▓▓▓▓▓▓▓▓▓▓▓▓▓▓▓▓▓██████▓▓▓▓▓▓▒▒██████▓▓▒▒██▓▓██▓▓▓▓▒▒▒▒▒▒▒▒▓▓▓▓▓▓▓▓
░░░░░░░░░░░░░░░░░░░░░░░░░░░░░░░░░░░░░░░░░░▓▓▓▓▒▒██▓▓████████▓▓▓▓████▓▓██▓▓████▒▒▒▒████████████████████▓▓▓▓▓▓▓▓▓▓██▒▒██▓▓▓▓▓▓▓▓▓▓▓▓▓▓▓▓▓▓▓▓▓▓▓▓▓▓▓▓▓▓▓▓▓▓▓▓▓▓██▓▓▓▓██████▓▓▓▓▓▓▓▓██▓▓████▓▓▓▓████▓▓██▓▓░░░░░░▒▒░░░░░░░░
▓▓▓▓▓▓▓▓▒▒▓▓▒▒▒▒▒▒▒▒▒▒▒▒▒▒▒▒▒▒▒▒▒▒▒▒▒▒▒▒▒▒▓▓████████▓▓▓▓▓▓▓▓████████▓▓▓▓████████████▓▓██████▓▓▓▓██████▓▓▓▓██████▓▓▓▓██▓▓▓▓▓▓▓▓▓▓▓▓▓▓▓▓▓▓▓▓▓▓▓▓▓▓▓▓▓▓▓▓▓▓████████████████▓▓████████▓▓████▒▒████▓▓▓▓▒▒▒▒▒▒▒▒▒▒▒▒▒▒░░▒▒▒▒
▒▒▒▒▒▒▒▒▒▒▒▒▒▒▒▒▒▒▒▒▒▒▒▒▒▒▒▒▒▒▒▒▒▒▒▒▒▒▒▒▒▒████▓▓▓▓██████████████████████████████████████▓▓▓▓██▓▓██████▓▓▓▓██████▓▓██████████████████████████▓▓▓▓▓▓▓▓▓▓▓▓▓▓▓▓████████████▓▓▓▓████▓▓▓▓████▓▓██████▓▓▒▒▒▒▒▒▒▒▒▒▒▒▒▒▒▒▒▒▒▒
▓▓▓▓▒▒▓▓▒▒▒▒▒▒▒▒▒▒▒▒░░░░                ░░████████████████████████████████████████████████████████████▓▓██▓▓████████████████████████████████████████████████████████████▓▓▓▓▓▓████▓▓████▓▓██████▓▓▒▒▒▒░░▒▒▒▒▒▒░░░░░░░░
▒▒▒▒▒▒▒▒▒▒░░░░░░░░          ░░░░░░░░░░░░▒▒████████████████████▓▓████████████████▓▓████████████████████▓▓▓▓▓▓▓▓████████████████████████████████▓▓████████████████████████▓▓██▓▓██▓▓▓▓████▓▓▓▓▓▓▓▓▓▓░░░░░░░░░░░░░░░░░░░░
░░░░              ░░░░░░░░▒▒▒▒▒▒▒▒▒▒▒▒▒▒▒▒██████████████████▓▓██████▓▓▒▒▒▒▒▒▓▓▓▓▓▓▓▓▓▓▓▓▓▓████████████▓▓████▓▓██████████▓▓▓▓████████████▓▓▓▓██████▓▓▒▒▒▒▒▒▓▓▒▒▒▒████████▓▓▒▒▒▒██▓▓▓▓████▓▓▒▒██▓▓▒▒  ░░░░░░░░▒▒▒▒▒▒▒▒▒▒
      ░░░░░░░░░░▒▒▒▒▒▒▒▒▒▒▒▒▒▒▒▒▒▒▒▒▒▒▒▒▒▒████████████████▓▓████████▒▒▒▒▒▒▒▒▒▒▒▒▒▒▒▒▒▒▒▒▓▓████████████▓▓▓▓▒▒▓▓▓▓▓▓▓▓██████████████████████▓▓████▓▓▒▒▒▒▒▒▒▒▒▒▒▒▒▒████████▓▓██████▓▓▓▓████▒▒▓▓████▒▒            ░░░░░░░░
░░░░░░▒▒▒▒▒▒▒▒▒▒▒▒▒▒▒▒▒▒▒▒▒▒▒▒▒▒▒▒▒▒▒▒▒▒▒▒▓▓██████████▓▓██████████▓▓▒▒▒▒▒▒▒▒▒▒▒▒░░░░░░░░  ░░██████████▓▓▓▓▓▓▓▓██▓▓▓▓████▓▓████████████████▓▓▓▓▒▒▓▓▒▒▒▒▒▒▒▒▒▒▒▒▒▒████████▓▓▓▓▓▓▓▓▓▓██████▓▓▓▓▓▓▓▓░░░░░░                
▒▒▒▒▒▒▒▒▓▓▓▓▓▓▓▓▓▓▓▓▓▓▓▓▓▓▓▓▓▓▓▓▓▓▓▓▓▓▓▓▓▓▓▓██████████████████████▒▒▒▒▒▒▒▒▒▒▒▒░░░░░░        ████████████▓▓▓▓██▓▓▓▓▓▓████████▓▓██▓▓▒▒████████████▒▒▒▒▒▒▒▒▒▒▒▒▒▒▒▒██████████▒▒▓▓▓▓▓▓████████▒▒▒▒▓▓▒▒▒▒▒▒░░░░░░          
▓▓▓▓▓▓▓▓▓▓▓▓▓▓▓▓▓▓▓▓▓▓▓▓▓▓▓▓▓▓▓▓▓▓▓▓▓▓▓▓▓▓▒▒████████████████████▒▒▒▒▒▒▒▒▒▒▒▒▒▒░░░░░░        ▒▒██████████▓▓▓▓▓▓
copy to clipboard 👍 upvote 👎 downvote
fill: spaces toggle palette ▓→✊🏽